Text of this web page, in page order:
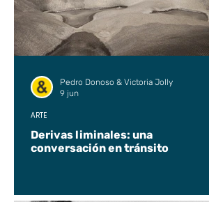
Derivas liminales: una
conversación en tránsito
ARTE
Pedro Donoso & Victoria Jolly
9 jun